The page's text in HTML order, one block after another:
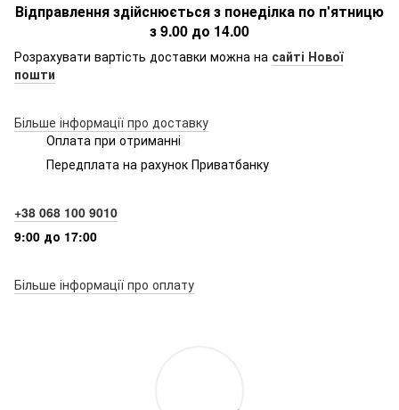
Відправлення здійснюється з понеділка по п'ятницю
з 9.00 до 14.00
Розрахувати вартість доставки можна на сайті Нової
пошти
Більше інформації про доставку
Оплата при отриманні
Передплата на рахунок Приватбанку
+38 068 100 9010
9:00 до 17:00
Більше інформації про оплату